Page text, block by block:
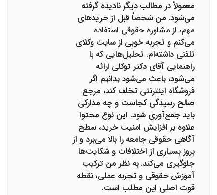
معمولاً در مطالب دیگر نادیده گرفته
می‌شود. من شخصاً قبل از خریدهای
مهم، از مشاوره حقوقی استفاده
می‌کنم و تجربه خوبی از سایت وکلای
تلفنی داشته‌ام. تحلیل‌هایی که با
راهنمایی آقای دکتر توکلی ارائه
می‌شود، باعث می‌شود بدانیم اگر
فروشگاه اینترنتی تخلف کند، مرجع
صالح رسیدگی کجاست و چه مدارکی
باید جمع‌آوری شود. این نوع محتوا
علاوه بر افزایش امنیت خرید، سطح
آگاهی حقوقی جامعه را بالا می‌برد و از
بروز بسیاری از اختلافات و شکایت‌ها
جلوگیری می‌کند. به نظر من ترکیب
آموزش حقوقی و تجربه عملی، نقطه
قوت اصلی این مطلب است.